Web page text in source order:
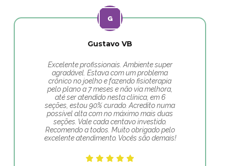
Gustavo VB
Excelente profissionais. Ambiente super
agradável. Estava com um problema
crônico no joelho e fazendo fisioterapia
pelo plano a 7 meses e não via melhora,
até ser atendido nesta clínica, em 6
seções, estou 90% curado. Acredito numa
possível alta com no máximo mais duas
seções. Vale cada centavo investido.
Recomendo a todos. Muito obrigado pelo
excelente atendimento. Vocês são demais!